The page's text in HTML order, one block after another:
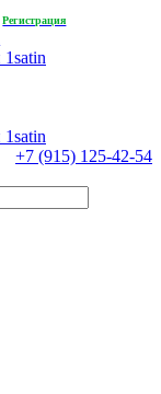
Регистрация
+7 (915) 125-42-54